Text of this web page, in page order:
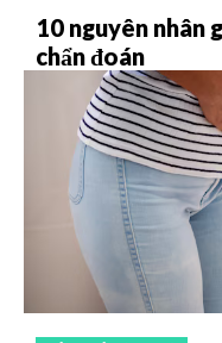
10 nguyên nhân
chẩn đoán